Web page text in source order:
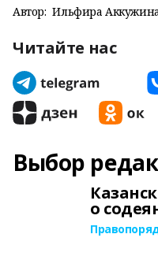
Автор: Ильфира
Читайте нас
Выбор
о